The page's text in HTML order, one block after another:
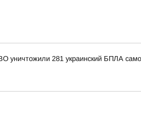
уничтожили 281 украинский БПЛА